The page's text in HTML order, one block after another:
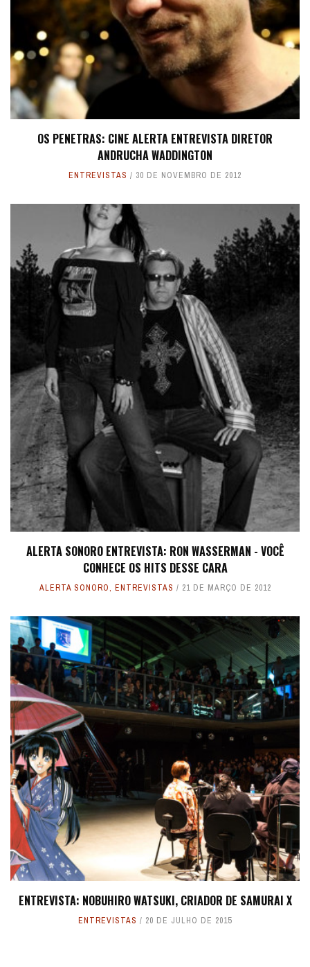
OS PENETRAS: CINE ALERTA ENTREVISTA DIRETOR
ANDRUCHA WADDINGTON
ENTREVISTAS 30 DE NOVEMBRO DE 2012
ALERTA SONORO ENTREVISTA: RON WASSERMAN - VOCÊ
CONHECE OS HITS DESSE CARA
ALERTA SONORO, ENTREVISTAS 21 DE MARÇO DE 2012
ENTREVISTA: NOBUHIRO WATSUKI, CRIADOR DE SAMURAI X
ENTREVISTAS 20 DE JULHO DE 2015